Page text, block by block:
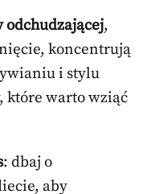
odchudzającej,
koncentrują
i stylu
które warto wziąć
: dbaj o
aby